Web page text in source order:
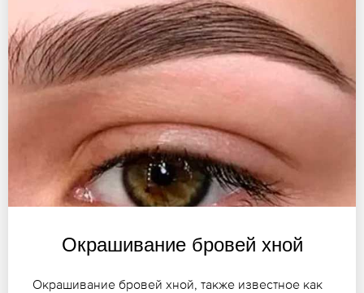
Окрашивание бровей хной
Окрашивание бровей хной, также известное как